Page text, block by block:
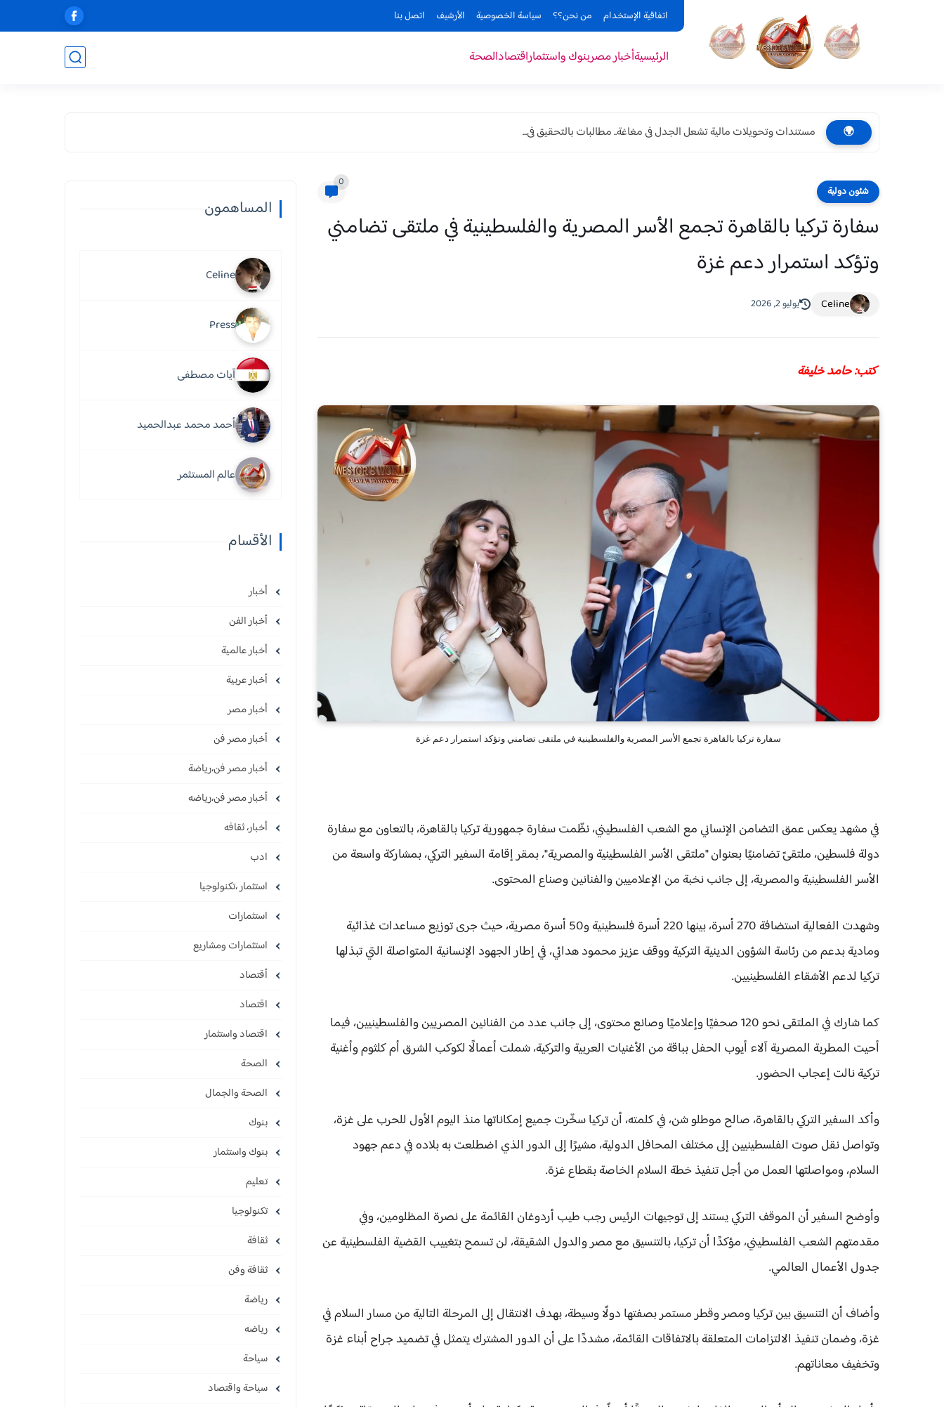
اتفاقية الإستخدام من نحن؟؟ سياسة الخصوصية الأرشيف اتصل بنا
الرئيسيةأخبار مصربنوك واستثماراقتصادالصحة
🌍 مستندات وتحويلات مالية تشعل الجدل فى مغاغة.. مطالبات بالتحقيق فى...
شئون دولية
0
سفارة تركيا بالقاهرة تجمع الأسر المصرية والفلسطينية في ملتقى تضامني
وتؤكد استمرار دعم غزة
Celine يوليو 2, 2026
كتب: حامد خليفة
سفارة تركيا بالقاهرة تجمع الأسر المصرية والفلسطينية في ملتقى تضامني وتؤكد استمرار دعم غزة
في مشهد يعكس عمق التضامن الإنساني مع الشعب الفلسطيني، نظّمت سفارة جمهورية تركيا بالقاهرة، بالتعاون مع سفارة
دولة فلسطين، ملتقىً تضامنيًا بعنوان "ملتقى الأسر الفلسطينية والمصرية"، بمقر إقامة السفير التركي، بمشاركة واسعة من
الأسر الفلسطينية والمصرية، إلى جانب نخبة من الإعلاميين والفنانين وصناع المحتوى.
وشهدت الفعالية استضافة 270 أسرة، بينها 220 أسرة فلسطينية و50 أسرة مصرية، حيث جرى توزيع مساعدات غذائية
ومادية بدعم من رئاسة الشؤون الدينية التركية ووقف عزيز محمود هدائي، في إطار الجهود الإنسانية المتواصلة التي تبذلها
تركيا لدعم الأشقاء الفلسطينيين.
كما شارك في الملتقى نحو 120 صحفيًا وإعلاميًا وصانع محتوى، إلى جانب عدد من الفنانين المصريين والفلسطينيين، فيما
أحيت المطربة المصرية آلاء أيوب الحفل بباقة من الأغنيات العربية والتركية، شملت أعمالًا لكوكب الشرق أم كلثوم وأغنية
تركية نالت إعجاب الحضور.
وأكد السفير التركي بالقاهرة، صالح موطلو شن، في كلمته، أن تركيا سخّرت جميع إمكاناتها منذ اليوم الأول للحرب على غزة،
وتواصل نقل صوت الفلسطينيين إلى مختلف المحافل الدولية، مشيرًا إلى الدور الذي اضطلعت به بلاده في دعم جهود
السلام، ومواصلتها العمل من أجل تنفيذ خطة السلام الخاصة بقطاع غزة.
وأوضح السفير أن الموقف التركي يستند إلى توجيهات الرئيس رجب طيب أردوغان القائمة على نصرة المظلومين، وفي
مقدمتهم الشعب الفلسطيني، مؤكدًا أن تركيا، بالتنسيق مع مصر والدول الشقيقة، لن تسمح بتغييب القضية الفلسطينية عن
جدول الأعمال العالمي.
وأضاف أن التنسيق بين تركيا ومصر وقطر مستمر بصفتها دولًا وسيطة، بهدف الانتقال إلى المرحلة التالية من مسار السلام في
غزة، وضمان تنفيذ الالتزامات المتعلقة بالاتفاقات القائمة، مشددًا على أن الدور المشترك يتمثل في تضميد جراح أبناء غزة
وتخفيف معاناتهم.
المساهمون
Celine
Press
آيات مصطفى
أحمد محمد عبدالحميد
عالم المستثمر
الأقسام
أخبار
أخبار الفن
أخبار عالمية
أخبار عربية
أخبار مصر
أخبار مصر فن
أخبار مصر فن،رياضة
أخبار مصر فن،رياضه
أخبار، ثقافه
ادب
استثمار ،تكنولوجيا
استثمارات
استثمارات ومشاريع
أقتصاد
اقتصاد
اقتصاد واستثمار
الصحة
الصحة والجمال
بنوك
بنوك واستثمار
تعليم
تكنولوجيا
ثقافة
ثقافة وفن
رياضة
رياضه
سياحة
سياحة واقتصاد